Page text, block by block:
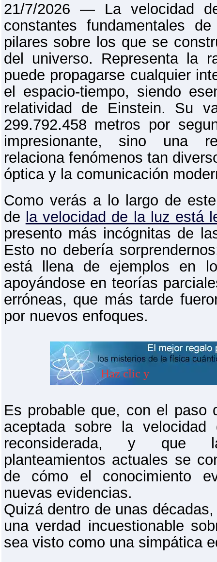
21/7/2026 ― La velocidad
constantes fundamentales
pilares sobre los que se
del universo. Representa la
puede propagarse cualquier
el espacio-tiempo, siendo
relatividad de Einstein. Su
299.792.458 metros por
impresionante, sino una
relaciona fenómenos tan
óptica y la comunicación
Como verás a lo largo de
de la velocidad de la luz está
presento más incógnitas de
Esto no debería
está llena de ejemplos en
apoyándose en teorías
erróneas, que más tarde
por nuevos enfoques.
Es probable que, con el paso
aceptada sobre la
reconsiderada, y que
planteamientos actuales se
de cómo el conocimiento
nuevas evidencias.
Quizá dentro de unas
una verdad incuestionable
sea visto como una simpática